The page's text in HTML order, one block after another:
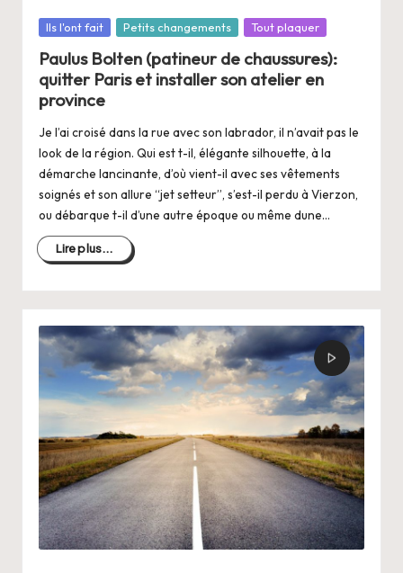
Posté
Ils l'ont fait Petits changements Tout plaquer
Paulus Bolten (patineur de chaussures):
quitter Paris et installer son atelier en
province
Je l’ai croisé dans la rue avec son labrador, il n’avait pas le
look de la région. Qui est t-il, élégante silhouette, à la
démarche lancinante, d’où vient-il avec ses vêtements
soignés et son allure “jet setteur”, s’est-il perdu à Vierzon,
ou débarque t-il d’une autre époque ou même dune…
Lire plus...